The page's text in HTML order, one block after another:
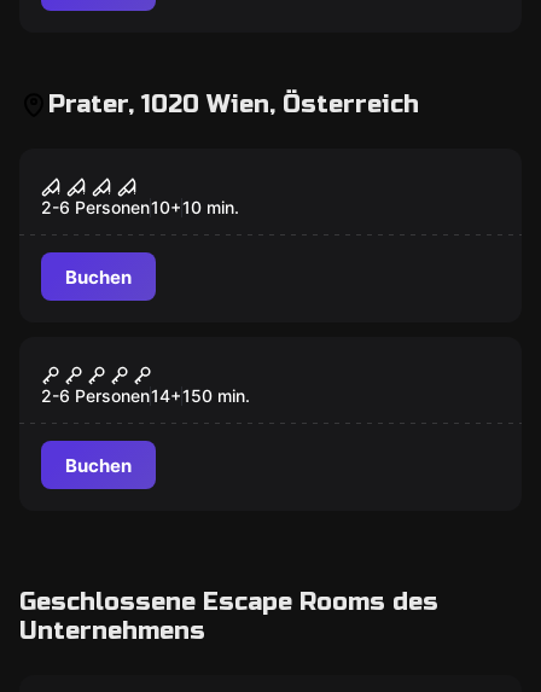
Prater, 1020 Wien, Österreich
Neu
Jack the Ripper
2-6 Personen10+10 min.
Buchen
Operation: Gedankenkarussell
2-6 Personen14+150 min.
Buchen
Geschlossene Escape Rooms des
Unternehmens